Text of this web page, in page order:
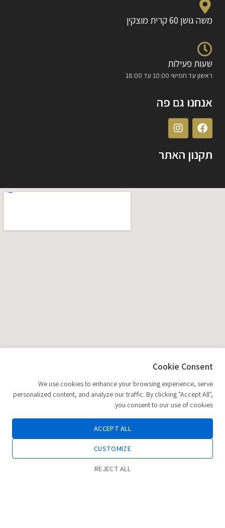
משה גושן 60 קרית מוצקין
שעות פעילות
ראשון עד חמישי 10:00 עד 18:00
אנחנו גם פה
תקנון האתר
0
Cookie Consent
We use cookies to enhance your browsing experience, serve
personalized content, and analyze our traffic. By clicking "Accept All",
you consent to our use of cookies.
ACCEPT ALL
CUSTOMIZE
REJECT ALL